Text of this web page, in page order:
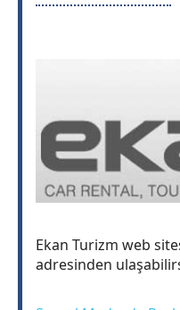
Ekan Turizm web
adresinden